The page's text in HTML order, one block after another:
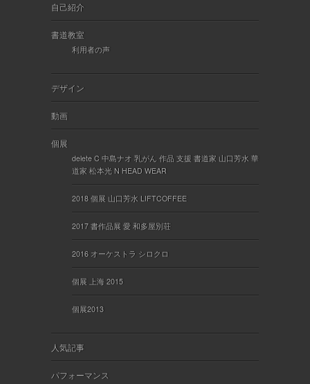
自己紹介
書道教室
利用者の声
デザイン
動画
個展
delete C 中島ナオ 乳がん 作品 支援 書道家 山口芳水 華
道家 松本光 N HEAD WEAR
2018 個展 山口芳水 LIFTCOFFEE
2017 書作品展 愛 和多屋別荘
2016 オーケストラ シロクロ
個展 上海 2015
個展2013
人気記事
パフォーマンス